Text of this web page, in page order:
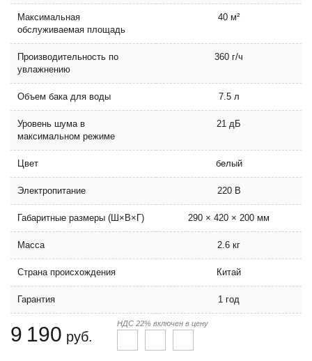
Максимальная
обслуживаемая площадь
40 м²
Производительность по
увлажнению
360 г/ч
Объем бака для воды 7.5 л
Уровень шума в
максимальном режиме
21 дБ
Цвет белый
Электропитание 220 В
Габаритные размеры (Ш×В×Г) 290 × 420 × 200 мм
Масса 2.6 кг
Страна происхождения Китай
Гарантия 1 год
9 190 руб.
НДС 22% включен в цену